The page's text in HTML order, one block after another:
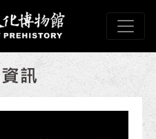
文化博物